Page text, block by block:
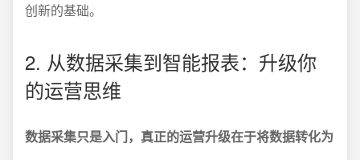
创新的基础。
2. 从数据采集到智能报表：升级你
的运营思维
数据采集只是入门，真正的运营升级在于将数据转化为